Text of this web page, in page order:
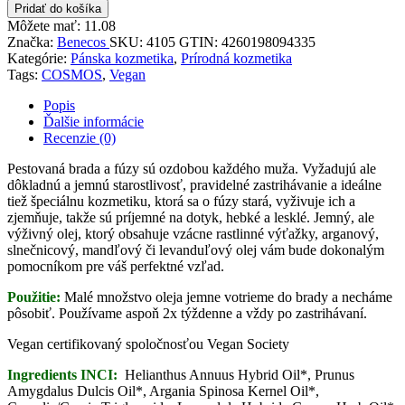
Pridať do košíka
Môžete mať: 11.08
Značka: Benecos SKU: 4105 GTIN: 4260198094335
Kategórie: Pánska kozmetika, Prírodná kozmetika
Tags: COSMOS, Vegan
Popis
Ďalšie informácie
Recenzie (0)
Pestovaná brada a fúzy sú ozdobou každého muža. Vyžadujú ale
dôkladnú a jemnú starostlivosť, pravidelné zastrihávanie a ideálne
tiež špeciálnu kozmetiku, ktorá sa o fúzy stará, vyživuje ich a
zjemňuje, takže sú príjemné na dotyk, hebké a lesklé. Jemný, ale
výživný olej, ktorý obsahuje vzácne rastlinné výťažky, arganový,
slnečnicový, mandľový či levanduľový olej vám bude dokonalým
pomocníkom pre váš perfektné vzľad.
Použitie: Malé množstvo oleja jemne votrieme do brady a necháme
pôsobiť. Používame aspoň 2x týždenne a vždy po zastrihávaní.
Vegan certifikovaný spoločnosťou Vegan Society
Ingredients INCI: Helianthus Annuus Hybrid Oil*, Prunus
Amygdalus Dulcis Oil*, Argania Spinosa Kernel Oil*,